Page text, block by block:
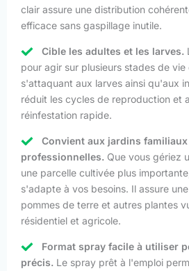
clair assure une distribution
efficace sans gaspillage inutile.
Cible les adultes et les larves.
pour agir sur plusieurs stades de
s'attaquant aux larves ainsi qu'aux
réduit les cycles de reproduction et
réinfestation rapide.
Convient aux jardins
professionnelles. Que vous gériez
une parcelle cultivée plus
s'adapte à vos besoins. Il assure
pommes de terre et autres plantes
résidentiel et agricole.
Format spray facile à utiliser
précis. Le spray prêt à l'emploi